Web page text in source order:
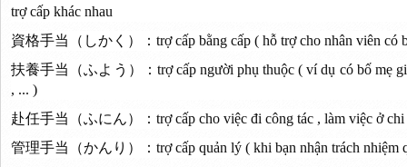
trợ cấp khác nhau
資格手当（しかく）：trợ cấp bằng cấp ( hỗ trợ cho nhân viên có
扶養手当（ふよう）：trợ cấp người phụ thuộc ( ví dụ có bố mẹ
, ... )
赴任手当（ふにん）：trợ cấp cho việc đi công tác , làm việc ở chi
管理手当（かんり）：trợ cấp quản lý ( khi bạn nhận trách nhiệm